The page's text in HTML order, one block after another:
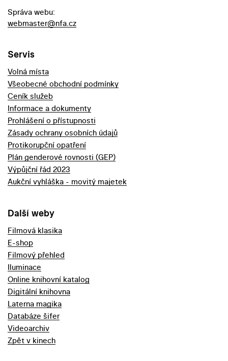
Správa webu:
webmaster@nfa.cz
Servis
Volná místa
Všeobecné obchodní podmínky
Ceník služeb
Informace a dokumenty
Prohlášení o přístupnosti
Zásady ochrany osobních údajů
Protikorupční opatření
Plán genderové rovnosti (GEP)
Výpůjční řád 2023
Aukční vyhláška - movitý majetek
Další weby
Filmová klasika
E-shop
Filmový přehled
Iluminace
Online knihovní katalog
Digitální knihovna
Laterna magika
Databáze šifer
Videoarchiv
Zpět v kinech